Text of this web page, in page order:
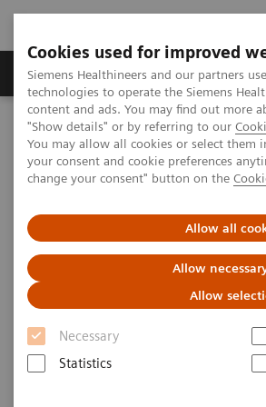
Cookies used for improved
Siemens Healthineers and our partners
technologies to operate the Siemens
content and ads. You may find out more
"Show details" or by referring to our
You may allow all cookies or select them
your consent and cookie preferences
change your consent" button on the
Allow all
Allow
Allow
Necessary
Statistics
Grupy Produktów O nas
Siemens Healthineers Polska
Aktualności i
Edukujemy z pasją! Setny kurs Akademii
Edukujemy z pasją!
Akademii Siemens
20.05.2019